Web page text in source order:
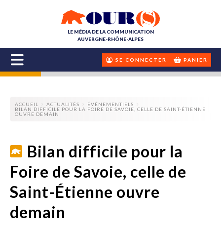
LE MÉDIA DE LA COMMUNICATION
AUVERGNE-RHÔNE-ALPES
SE CONNECTER PANIER
ACCUEIL ACTUALITÉS
ÉVÉNEMENTIELS
BILAN DIFFICILE POUR LA FOIRE DE SAVOIE, CELLE DE SAINT-ÉTIENNE
OUVRE DEMAIN
Bilan difficile pour la
Foire de Savoie, celle de
Saint-Étienne ouvre
demain